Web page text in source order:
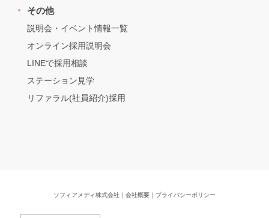
その他
説明会・イベント情報一覧
オンライン採用説明会
LINEで採用相談
ステーション見学
リファラル(社員紹介)採用
ソフィアメディ株式会社 ｜ 会社概要 ｜ プライバシーポリシー